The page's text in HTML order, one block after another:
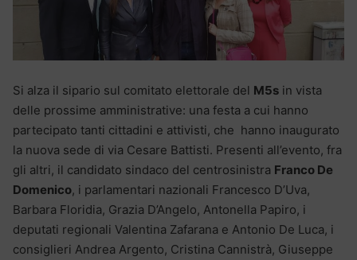
Si alza il sipario sul comitato elettorale del M5s in vista
delle prossime amministrative: una festa a cui hanno
partecipato tanti cittadini e attivisti, che hanno inaugurato
la nuova sede di via Cesare Battisti. Presenti all’evento, fra
gli altri, il candidato sindaco del centrosinistra Franco De
Domenico, i parlamentari nazionali Francesco D’Uva,
Barbara Floridia, Grazia D’Angelo, Antonella Papiro, i
deputati regionali Valentina Zafarana e Antonio De Luca, i
consiglieri Andrea Argento, Cristina Cannistrà, Giuseppe